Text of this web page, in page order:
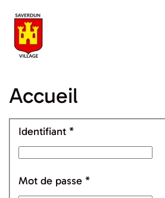
Accéder au contenu principal
Accueil
Identifiant*
Mot de passe*